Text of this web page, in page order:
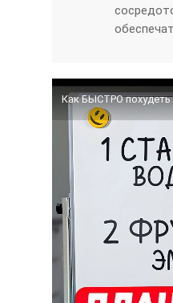
Как БЫСТРО похудеть